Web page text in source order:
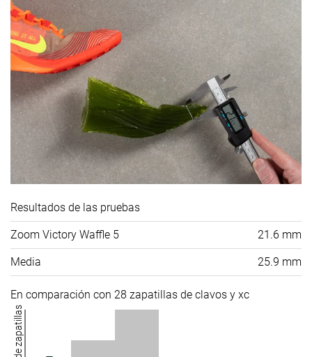
Resultados de las pruebas
Zoom Victory Waffle 5 21.6 mm
Media 25.9 mm
En comparación con 28 zapatillas de clavos y xc